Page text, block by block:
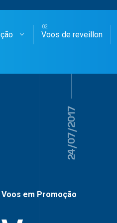
AÉREAS
Voos de reveillon
24/07/2017
Voos em Promoção